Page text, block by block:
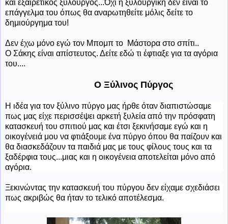
και εξαιρετικός ξυλουργός...Όχι η ξυλουργική δεν είναι το
επάγγελμα του όπως θα αναρωτηθείτε μόλις δείτε το
δημιούργημα του!
Δεν έχω μόνο εγώ τον Μπομπ το Μάστορα στο σπίτι..
Ο Σάκης είναι απίστευτος. Δείτε εδώ τι έφτιαξε για τα αγόρια
του....
Ο Ξύλινος Πύργος
Η ιδέα για τον ξύλινο πύργο μας ήρθε όταν διαπιστώσαμε
πως μας είχε περισσέψει αρκετή ξυλεία από την πρόσφατη
κατασκευή του σπιτιού μας και έτσι ξεκινήσαμε εγώ και η
οικογένειά μου να φτιάξουμε ένα πύργο όπου θα παίζουν και
θα διασκεδάζουν τα παιδιά μας με τους φίλους τους και τα
ξαδέρφια τους...μιας και η οικογένεια αποτελείται μόνο από
αγόρια.
Ξεκινώντας την κατασκευή του πύργου δεν είχαμε σχεδιάσει
πως ακριβώς θα ήταν το τελικό αποτέλεσμα.